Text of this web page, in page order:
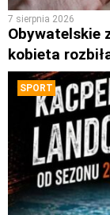
7 sierpnia 2026
Obywatelskie
kobieta
SPORT